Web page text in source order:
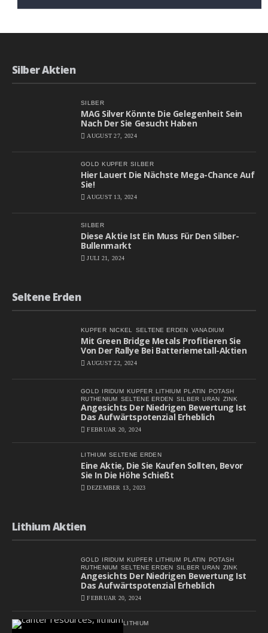
Silber Aktien
SILBER
MAG Silver Könnte Die Gelegenheit Sein
Nach Der Sie Gesucht Haben
AUGUST 27, 2024
GOLD KUPFER SILBER
Hier Lauert Die Nächste Mega-Chance Auf
Sie!
AUGUST 13, 2024
SILBER
Diese Aktie Ist Ein Muss Für Den Silber-
Bullenmarkt
JULI 21, 2024
Seltene Erden
KUPFER NICKEL SELTENE ERDEN VANADIUM
Mit Green Bridge Metals Profitieren Sie
Von Der Rallye Bei Batteriemetall-Aktien
AUGUST 22, 2024
GOLD IRIDUM KUPFER LITHIUM PLATIN
POTASH
RUTHENIUM
SELTENE ERDEN SILBER URAN ZINK
Angesichts Der Niedrigen Bewertung Ist
Das Aufwärtspotenzial Erheblich
FEBRUAR 20, 2024
LITHIUM SELTENE ERDEN
Eine Aktie, Die Sie Kaufen Sollten, Bevor
Sie In Die Höhe Schießt
DEZEMBER 13, 2023
Lithium Aktien
GOLD IRIDUM KUPFER LITHIUM PLATIN
POTASH
RUTHENIUM
SELTENE ERDEN SILBER URAN ZINK
Angesichts Der Niedrigen Bewertung Ist
Das Aufwärtspotenzial Erheblich
FEBRUAR 20, 2024
LITHIUM